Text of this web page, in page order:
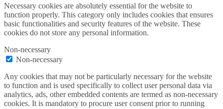
Necessary cookies are absolutely essential for the website to
function properly. This category only includes cookies that ensures
basic functionalities and security features of the website. These
cookies do not store any personal information.
Non-necessary
Non-necessary
Any cookies that may not be particularly necessary for the website
to function and is used specifically to collect user personal data via
analytics, ads, other embedded contents are termed as non-necessary
cookies. It is mandatory to procure user consent prior to running